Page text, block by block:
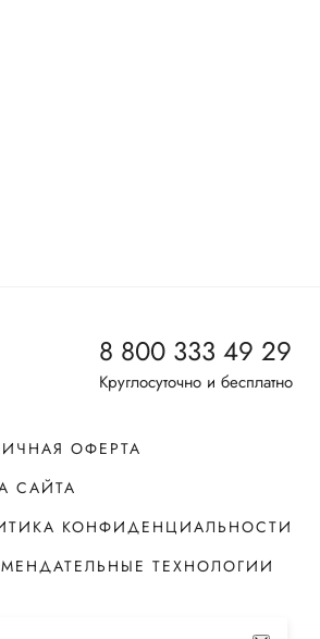
8 800 333 49 29
Круглосуточно и бесплатно
ОФЕРТА
САЙТА
КОНФИДЕНЦИАЛЬНОСТИ
ТЕХНОЛОГИИ